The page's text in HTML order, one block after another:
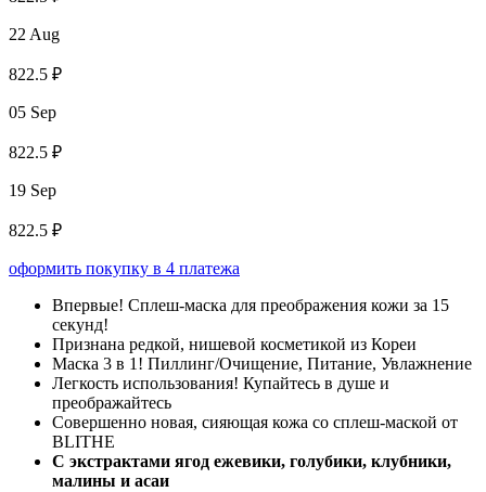
22 Aug
822.5 ₽
05 Sep
822.5 ₽
19 Sep
822.5 ₽
оформить покупку в 4 платежа
Впервые! Сплеш-маска для преображения кожи за 15
секунд!
Признана редкой, нишевой косметикой из Кореи
Маска 3 в 1! Пиллинг/Очищение, Питание, Увлажнение
Легкость использования! Купайтесь в душе и
преображайтесь
Совершенно новая, сияющая кожа со сплеш-маской от
BLITHE
С экстрактами ягод ежевики, голубики, клубники,
малины и асаи